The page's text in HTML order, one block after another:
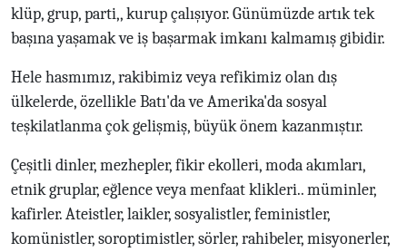
klüp, grup, parti,, kurup çalışıyor. Günümüzde artık tek
başına yaşamak ve iş başarmak imkanı kalmamış gibidir.
Hele hasmımız, rakibimiz veya refikimiz olan dış
ülkelerde, özellikle Batı'da ve Amerika'da sosyal
teşkilatlanma çok gelişmiş, büyük önem kazanmıştır.
Çeşitli dinler, mezhepler, fikir ekolleri, moda akımları,
etnik gruplar, eğlence veya menfaat klikleri.. müminler,
kafirler. Ateistler, laikler, sosyalistler, feministler,
komünistler, soroptimistler, sörler, rahibeler, misyonerler,